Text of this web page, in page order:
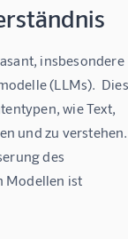
(LLMs).
wie Text,
und zu
des
Modellen ist